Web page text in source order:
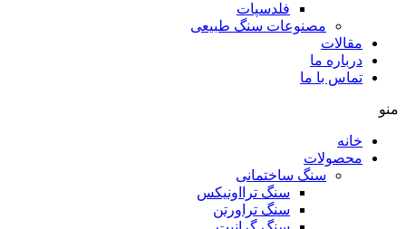
فلدسپات
مصنوعات سنگ طبیعی
مقالات
درباره ما
تماس با ما
منو
خانه
محصولات
سنگ ساختمانی
سنگ ترااونیکس
سنگ تراورتن